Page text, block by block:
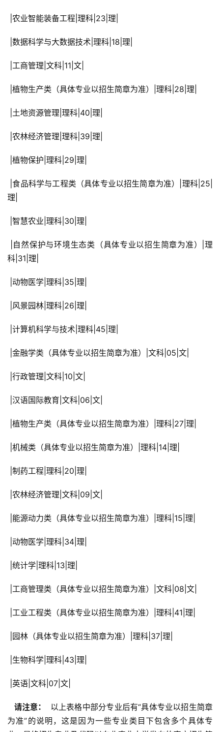
|农业智能装备工程|理科|23|理|
|数据科学与大数据技术|理科|18|理|
|工商管理|文科|11|文|
|植物生产类（具体专业以招生简章为准）|理科|28|理|
|土地资源管理|理科|40|理|
|农林经济管理|理科|39|理|
|植物保护|理科|29|理|
理|
|智慧农业|理科|30|理|
科|31|理|
|动物医学|理科|35|理|
|风景园林|理科|26|理|
|计算机科学与技术|理科|45|理|
|金融学类（具体专业以招生简章为准）|文科|05|文|
|行政管理|文科|10|文|
|汉语国际教育|文科|06|文|
|植物生产类（具体专业以招生简章为准）|理科|27|理|
|机械类（具体专业以招生简章为准）|理科|14|理|
|制药工程|理科|20|理|
|农林经济管理|文科|09|文|
|能源动力类（具体专业以招生简章为准）|理科|15|理|
|动物医学|理科|34|理|
|统计学|理科|13|理|
|工商管理类（具体专业以招生简章为准）|文科|08|文|
|工业工程类（具体专业以招生简章为准）|理科|41|理|
|园林（具体专业以招生简章为准）|理科|37|理|
|生物科学|理科|43|理|
|英语|文科|07|文|
  请注意：
以上表格中部分专业后有“具体专业以招生简章
为准”的说明，这是因为一些专业类目下包含多个具体专